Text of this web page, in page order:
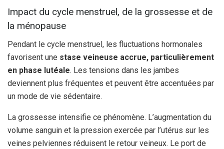
Impact du cycle menstruel, de la grossesse et de
la ménopause
Pendant le cycle menstruel, les fluctuations hormonales
favorisent une stase veineuse accrue, particulièrement
en phase lutéale. Les tensions dans les jambes
deviennent plus fréquentes et peuvent être accentuées par
un mode de vie sédentaire.
La grossesse intensifie ce phénomène. L’augmentation du
volume sanguin et la pression exercée par l’utérus sur les
veines pelviennes réduisent le retour veineux. Le port de